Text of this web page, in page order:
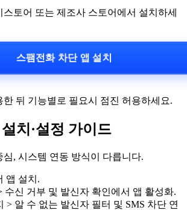
토어 또는 제조사 스토어에서 설치하세
스팸전화 차단 앱 설치
한 뒤 기능별로 필요시 점진 허용하세요.
치·설정 가이드
심, 시스템 연동 방식이 다릅니다.
앱 설치.
수신 거부 및 발신자 확인에서 앱 활성화.
> 알 수 없는 발신자 필터 및 SMS 차단 연